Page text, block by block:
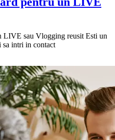
LIVE sau Vlogging reusit Esti un
sa intri in contact